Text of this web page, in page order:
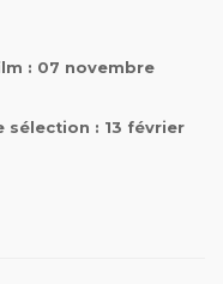
: 07 novembre
: 13 février